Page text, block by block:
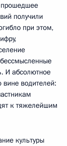
получили
при этом,
И абсолютное
вине водителей:
к тяжелейшим
культуры